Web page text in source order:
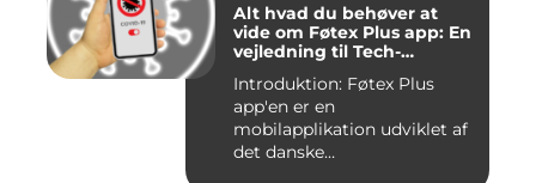
Alt hvad du behøver at
vide om Føtex Plus app: En
vejledning til Tech-
Introduktion: Føtex Plus
app'en er en
mobilapplikation udviklet af
det danske